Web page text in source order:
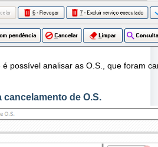
é possível analisar as O.S., que foram
de O.S.